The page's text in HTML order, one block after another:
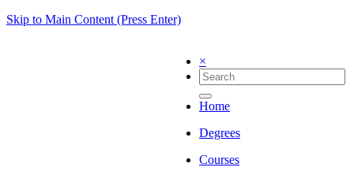
Skip to Main Content (Press Enter)
×
Home
Degrees
Courses